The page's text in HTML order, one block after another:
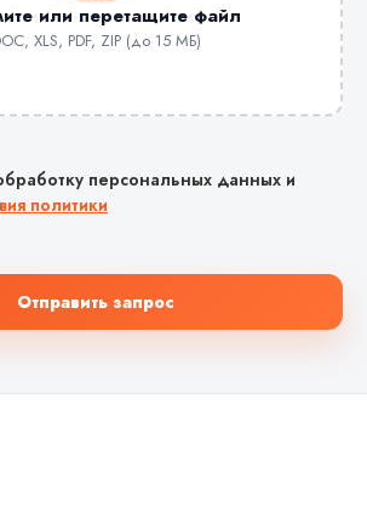
или перетащите файл
XLS, PDF, ZIP (до 15 МБ)
персональных данных и
политики
Отправить запрос